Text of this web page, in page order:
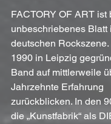
FACTORY OF ART ist
unbeschriebenes Blatt
deutschen Rockszene.
1990 in Leipzig
Band auf mittlerweile
Jahrzehnte Erfahrung
zurückblicken. In den
die „Kunstfabrik“ als